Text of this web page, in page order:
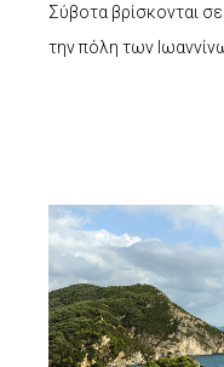
Σύβοτα βρίσκονται
την πόλη των